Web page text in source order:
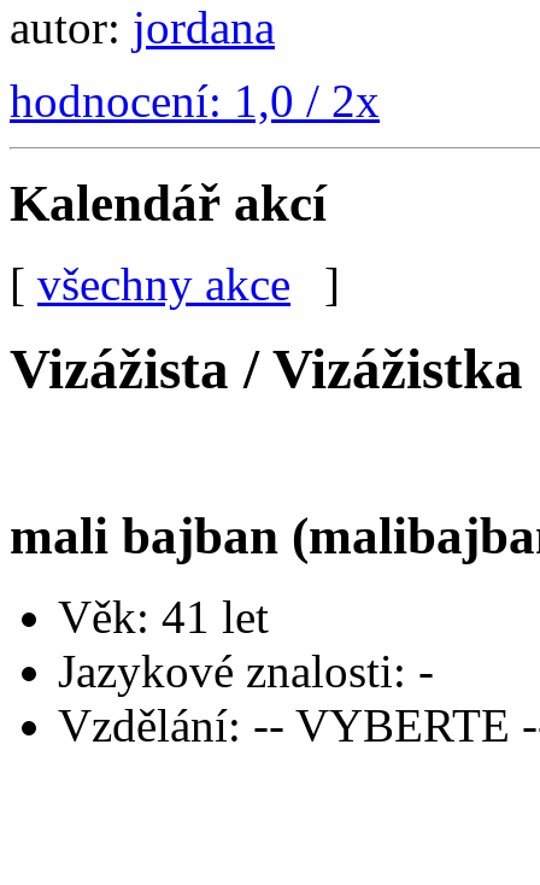
autor: jordana
hodnocení: 1,0 / 2x
Kalendář akcí
[ všechny akce ]
Vizážista / Vizážistka
mali bajban
Věk: 41 let
Jazykové znalosti: -
Vzdělání: -- VYBERTE